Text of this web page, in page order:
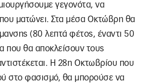
γεγονότα, να
ματώνει. Στα μέσα Οκτώβρη θα
(80 λεπτά φέτος, έναντι 50
που θα αποκλείσουν τους
Η 28η Οκτωβρίου που
στο φασισμό, θα μπορούσε να